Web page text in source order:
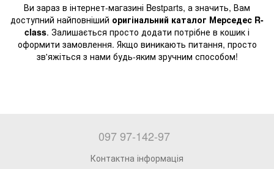
Ви зараз в інтернет-магазині Bestparts, а значить, Вам
доступний найповніший оригінальний каталог Мерседес R-
class. Залишається просто додати потрібне в кошик і
оформити замовлення. Якщо виникають питання, просто
зв'яжіться з нами будь-яким зручним способом!
097 97-142-97
Контактна інформація